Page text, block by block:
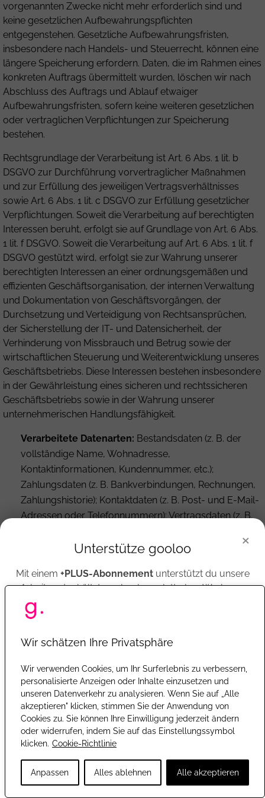
Wir schätzen Ihre Privatsphäre
Wir verwenden Cookies, um Ihr Surferlebnis zu verbessern,
personalisierte Anzeigen oder Inhalte einzusetzen und
unseren Datenverkehr zu analysieren. Wenn Sie auf „Alle
akzeptieren" klicken, stimmen Sie der Anwendung von
Cookies zu. Sie können Ihre Einwilligung jederzeit ändern
oder widerrufen, indem Sie auf das Einstellungssymbol
klicken. Cookie-Richtlinie
Anpassen Alles ablehnen Alle akzeptieren
vorgenannten Zwecke nicht mehr erforderlich sind und
keine gesetzlichen Aufbewahrungspflichten
entgegenstehen. Gesetzliche Aufbewahrungsfristen,
insbesondere nach Handels- und Steuerrecht, können eine
längere Speicherung erfordern. Daten, die im Rahmen eines
konkreten Auftrags übermittelt wurden, löschen wir nach
Abschluss des Auftrags und Ablauf etwaiger
Aufbewahrungsfristen, sofern keine weiteren gesetzlichen
oder vertraglichen Verpflichtungen zur Speicherung
bestehen.
Rechtsgrundlage der Verarbeitung ist Art. 6 Abs. 1 lit. b
DSGVO zur Durchführung vorvertraglicher Maßnahmen
und zur Erfüllung des jeweiligen Vertragsverhältnisses
sowie Art. 6 Abs. 1 lit. c DSGVO zur Erfüllung gesetzlicher
Verpflichtungen. Soweit die Verarbeitung auf berechtigten
Interessen beruht, erfolgt sie auf Grundlage von Art. 6 Abs.
1 lit. f DSGVO. Soweit die Verarbeitung auf Art. 6 Abs. 1 lit. f
DSGVO gestützt wird, erfolgt sie zur Wahrung unserer
berechtigten Interessen an einer ordnungsgemäßen und
effizienten Geschäftsorganisation, der internen Verwaltung
und Dokumentation von Geschäftsvorgängen, der
Durchsetzung und Verteidigung von Rechtsansprüchen,
der Sicherstellung der IT- und Datensicherheit, der
Verhinderung von Missbrauch und Betrug sowie der
wirtschaftlichen Steuerung und Weiterentwicklung unseres
Geschäftsbetriebs. Diese Interessen bestehen insbesondere
in der Gewährleistung eines sicheren und rechtssicheren
Geschäftsbetriebs sowie in der Wahrung unserer
unternehmerischen Handlungsfähigkeit.
Verarbeitete Datenarten: Bestandsdaten (z. B. der
vollständige Name, Wohnadresse,
Kontaktinformationen, Kundennummer, etc.);
Zahlungsdaten (z. B. Bankverbindungen, Rechnungen,
Zahlungshistorie); Kontaktdaten (z. B. Post- und E-Mail-
Adressen oder Telefonnummern); Vertragsdaten (z. B.
Nutzungsdaten (z. B. Seitenaufrufe und Verweildauer,
verwendete Gerätetypen und Betriebssysteme,
Kommunikations- und Verfahrensdaten (z. B. IP-
beteiligte Personen).
Auftraggeber; Interessenten. Geschäfts- und
Vertragspartner.
Zwecke der Verarbeitung und berechtigte
Interessen:Erbringung vertraglicher Leistungen und
Erfüllung vertraglicher Pflichten;
Sicherheitsmaßnahmen; Kommunikation; Büro- und
Organisationsverfahren; Organisations- und
Verwaltungsverfahren. Geschäftsprozesse und
×
Unterstütze gooloo
Mit einem +PLUS-Abonnementunterstützt du unsere
Arbeit und erhältst gooloo komplett ohne Werbung.
Oder registriere dich mit einem kostenlosen Konto, um gooloo
weiter mit Werbung zu nutzen. So kannst Du z.B. einfacher
kommentieren oder an Gewinnspielen teilnehmen.
Kostenlos registrieren
MitGoogleanmelden